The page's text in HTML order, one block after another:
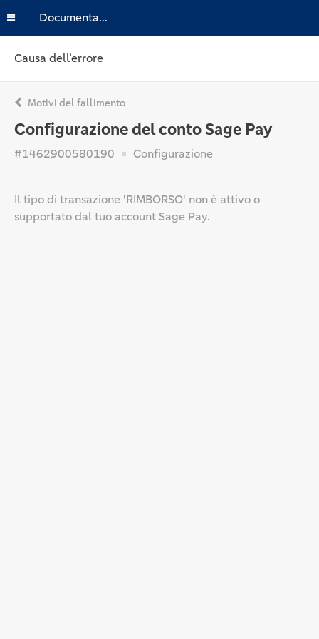
Documentazione
Causa dell’errore
Motivi del fallimento
Configurazione del conto Sage Pay
#1462900580190 Configurazione
Il tipo di transazione 'RIMBORSO' non è attivo o
supportato dal tuo account Sage Pay.